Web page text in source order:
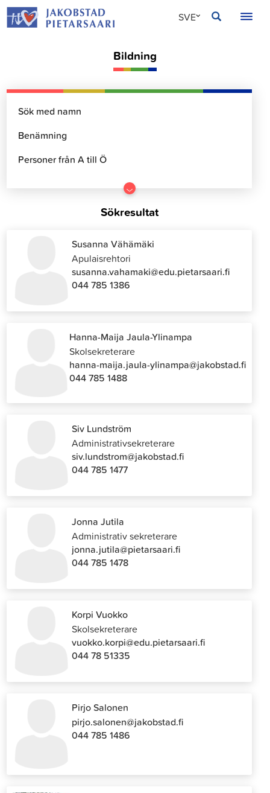
Hoppa
till
SVE
Bildning
Gå
till
resultater
Sökresultat
Susanna Vähämäki
Apulaisrehtori
susanna.vahamaki@edu.pietarsaari.fi
044 785 1386
Hanna-Maija Jaula-Ylinampa
Skolsekreterare
hanna-maija.jaula-ylinampa@jakobstad.fi
044 785 1488
Siv Lundström
Administrativsekreterare
siv.lundstrom@jakobstad.fi
044 785 1477
Jonna Jutila
Administrativ sekreterare
jonna.jutila@pietarsaari.fi
044 785 1478
Korpi Vuokko
Skolsekreterare
vuokko.korpi@edu.pietarsaari.fi
044 78 51335
Pirjo Salonen
pirjo.salonen@jakobstad.fi
044 785 1486